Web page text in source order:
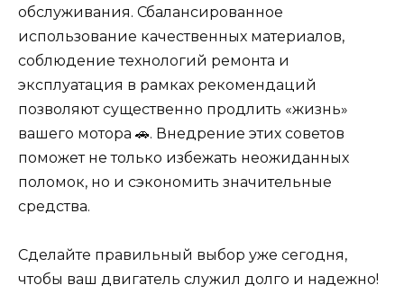
обслуживания. Сбалансированное
использование качественных материалов,
соблюдение технологий ремонта и
эксплуатация в рамках рекомендаций
позволяют существенно продлить «жизнь»
вашего мотора 🚗. Внедрение этих советов
поможет не только избежать неожиданных
поломок, но и сэкономить значительные
средства.
Сделайте правильный выбор уже сегодня,
чтобы ваш двигатель служил долго и надежно!